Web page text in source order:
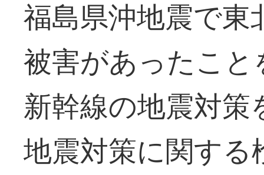
福島県沖地震で東
被害があったこ
新幹線の地震対
地震対策に関する